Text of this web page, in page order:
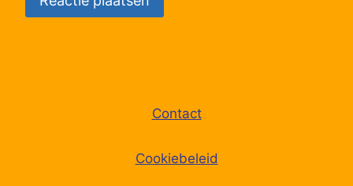
Contact
Cookiebeleid